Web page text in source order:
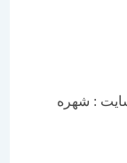
شهره